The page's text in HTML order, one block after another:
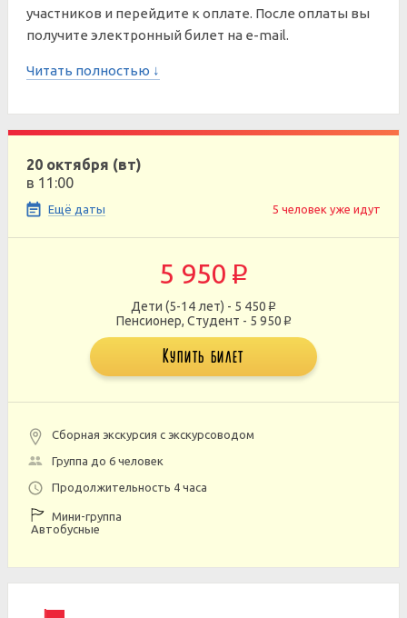
участников и перейдите к оплате. После оплаты вы
получите электронный билет на e-mail.
Читать полностью ↓
20 октября (вт)
в 11:00
Ещё даты 5 человек уже идут
5 950 p
Дети (5-14 лет) - 5 450 p
Пенсионер, Студент - 5 950 p
Купить билет
Сборная экскурсия с экскурсоводом
Группа до 6 человек
Продолжительность 4 часа
Мини-группа
Автобусные